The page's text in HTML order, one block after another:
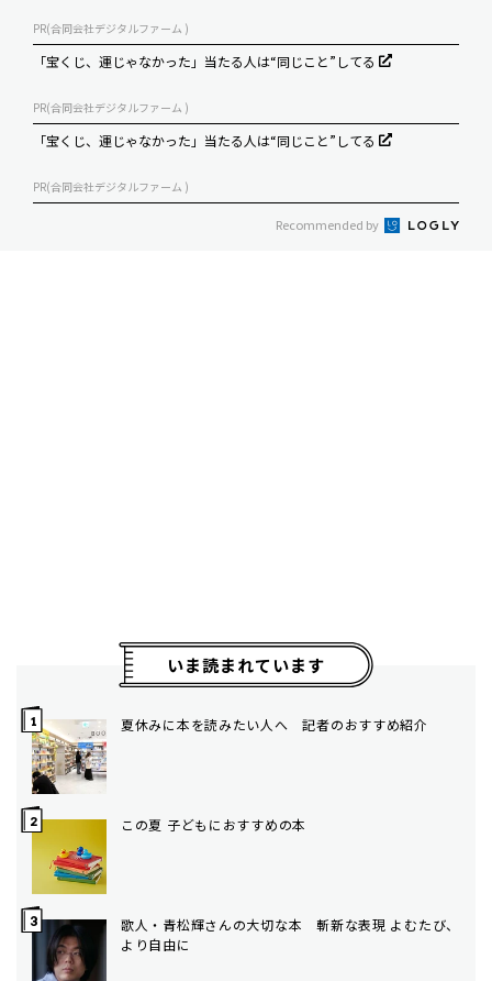
PR(合同会社デジタルファーム )
「宝くじ、運じゃなかった」当たる人は“同じこと”してる
PR(合同会社デジタルファーム )
「宝くじ、運じゃなかった」当たる人は“同じこと”してる
PR(合同会社デジタルファーム )
Recommended by
いま読まれています
夏休みに本を読みたい人へ 記者のおすすめ紹介
この夏 子どもにおすすめの本
歌人・青松輝さんの大切な本 斬新な表現 よむたび、
より自由に